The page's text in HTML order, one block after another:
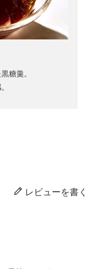
糖羹。
レビューを書く